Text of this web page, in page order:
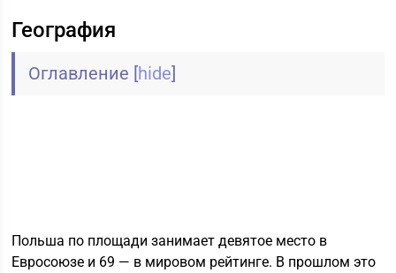
География
Оглавление [hide]
Польша по площади занимает девятое место в
Евросоюзе и 69 — в мировом рейтинге. В прошлом это